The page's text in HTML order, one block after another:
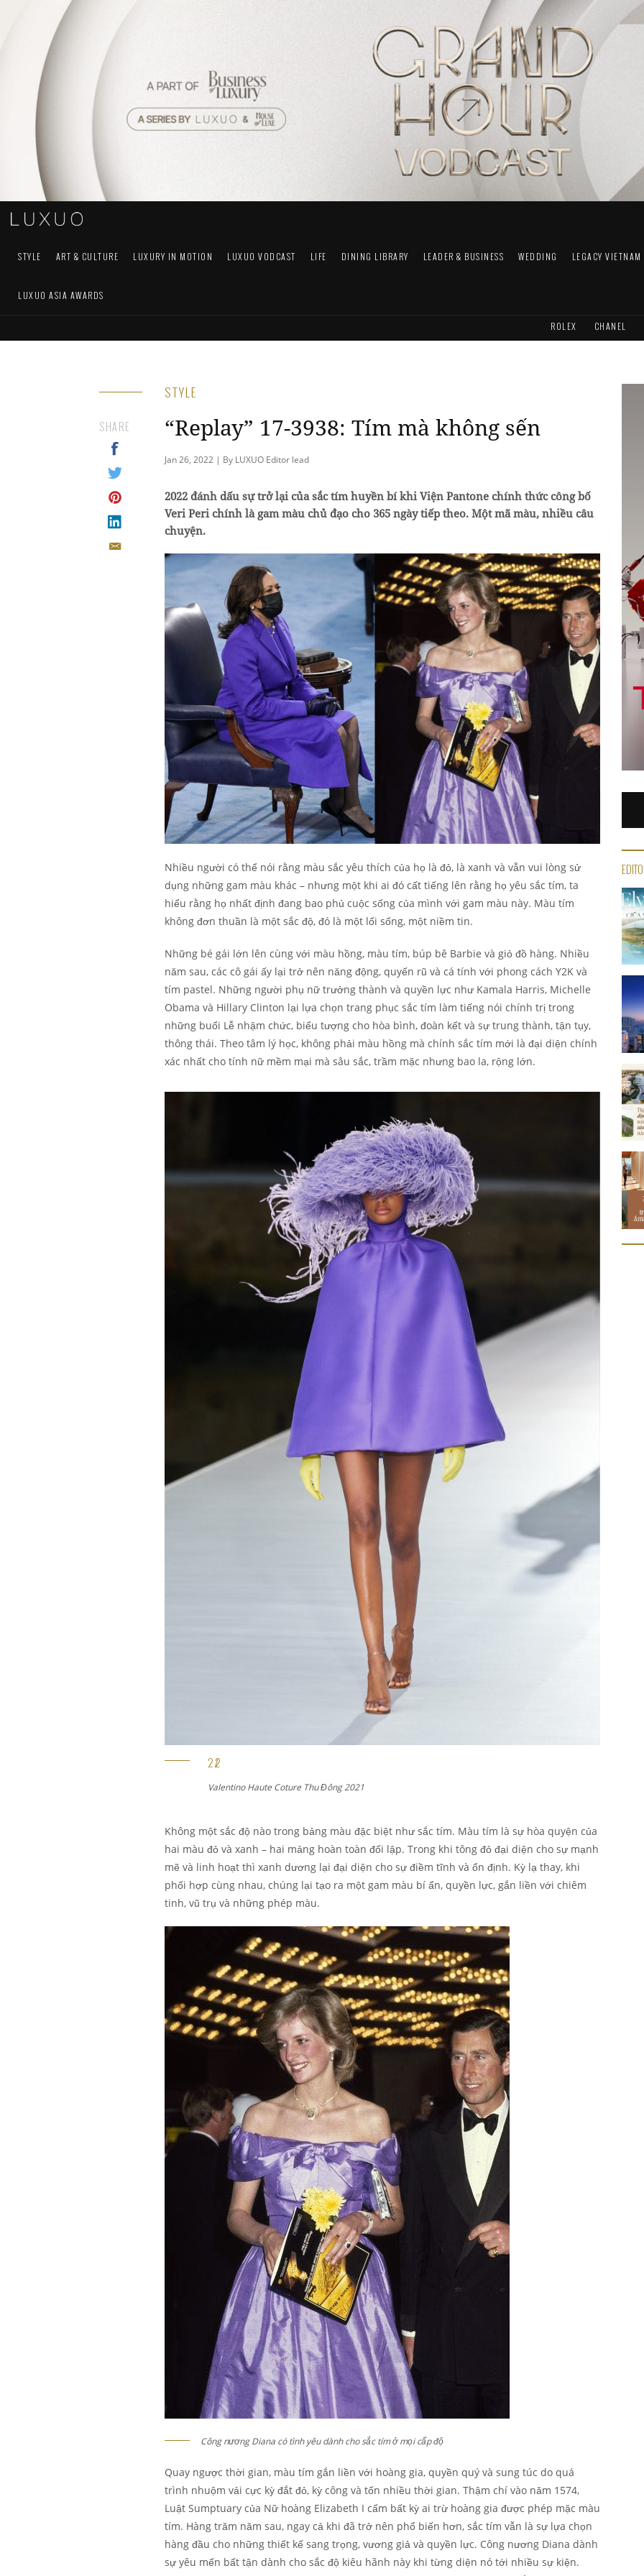
STYLE ART & CULTURE LUXURY IN MOTION LUXUO VODCAST LIFE DINING LIBRARY LEADER & BUSINESS WEDDING LEGACY VIETNAM
LUXUO ASIA AWARDS
ROLEX CHANEL
STYLE
“Replay” 17-3938: Tím mà không sến
Jan 26, 2022 | By LUXUO Editor lead
SHARE
2022 đánh dấu sự trở lại của sắc tím huyền bí khi Viện Pantone chính thức công bố
Veri Peri chính là gam màu chủ đạo cho 365 ngày tiếp theo. Một mã màu, nhiều câu
chuyện.
Nhiều người có thể nói rằng màu sắc yêu thích của họ là đỏ, là xanh và vẫn vui lòng sử
dụng những gam màu khác – nhưng một khi ai đó cất tiếng lên rằng họ yêu sắc tím, ta
hiểu rằng họ nhất định đang bao phủ cuộc sống của mình với gam màu này. Màu tím
không đơn thuần là một sắc độ, đó là một lối sống, một niềm tin.
Những bé gái lớn lên cùng với màu hồng, màu tím, búp bê Barbie và giỏ đồ hàng. Nhiều
năm sau, các cô gái ấy lại trở nên năng động, quyến rũ và cá tính với phong cách Y2K và
tím pastel. Những người phụ nữ trưởng thành và quyền lực như Kamala Harris, Michelle
Obama và Hillary Clinton lại lựa chọn trang phục sắc tím làm tiếng nói chính trị trong
những buổi Lễ nhậm chức, biểu tượng cho hòa bình, đoàn kết và sự trung thành, tận tụy,
thông thái. Theo tâm lý học, không phải màu hồng mà chính sắc tím mới là đại diện chính
xác nhất cho tính nữ mềm mại mà sâu sắc, trầm mặc nhưng bao la, rộng lớn.
Valentino Haute Coture Thu Đông 2021
Không một sắc độ nào trong bảng màu đặc biệt như sắc tím. Màu tím là sự hòa quyện của
hai màu đỏ và xanh – hai mảng hoàn toàn đối lập. Trong khi tông đỏ đại diện cho sự mạnh
mẽ và linh hoạt thì xanh dương lại đại diện cho sự điềm tĩnh và ổn định. Kỳ lạ thay, khi
phối hợp cùng nhau, chúng lại tạo ra một gam màu bí ẩn, quyền lực, gắn liền với chiêm
tinh, vũ trụ và những phép màu.
Công nương Diana có tình yêu dành cho sắc tím ở mọi cấp độ
Quay ngược thời gian, màu tím gắn liền với hoàng gia, quyền quý và sung túc do quá
trình nhuộm vải cực kỳ đắt đỏ, kỳ công và tốn nhiều thời gian. Thậm chí vào năm 1574,
Luật Sumptuary của Nữ hoàng Elizabeth I cấm bất kỳ ai trừ hoàng gia được phép mặc màu
tím. Hàng trăm năm sau, ngay cả khi đã trở nên phổ biến hơn, sắc tím vẫn là sự lựa chọn
hàng đầu cho những thiết kế sang trọng, vương giả và quyền lực. Công nương Diana dành
sự yêu mến bất tận dành cho sắc độ kiêu hãnh này khi từng diện nó tới nhiều sự kiện.